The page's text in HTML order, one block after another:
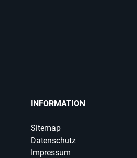
INFORMATION
Sitemap
Datenschutz
Impressum